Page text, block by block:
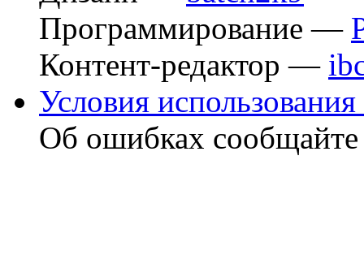
Программирование —
Контент-редактор —
Условия использования
Об ошибках